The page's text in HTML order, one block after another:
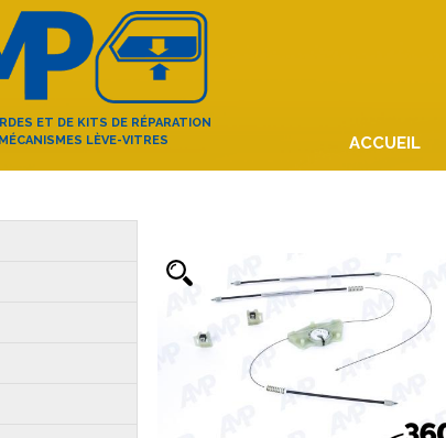
ET DE KITS DE RÉPARATION
LÈVE-VITRES
ACCUEIL